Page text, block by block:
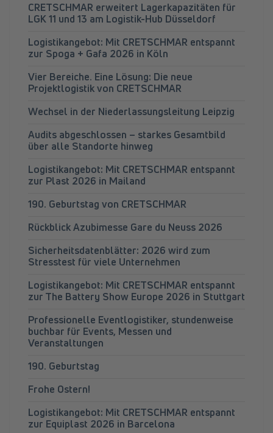
CRETSCHMAR erweitert Lagerkapazitäten für
LGK 11 und 13 am Logistik-Hub Düsseldorf
Logistikangebot: Mit CRETSCHMAR entspannt
zur Spoga + Gafa 2026 in Köln
Vier Bereiche. Eine Lösung: Die neue
Projektlogistik von CRETSCHMAR
Wechsel in der Niederlassungsleitung Leipzig
Audits abgeschlossen – starkes Gesamtbild
über alle Standorte hinweg
Logistikangebot: Mit CRETSCHMAR entspannt
zur Plast 2026 in Mailand
190. Geburtstag von CRETSCHMAR
Rückblick Azubimesse Gare du Neuss 2026
Sicherheitsdatenblätter: 2026 wird zum
Stresstest für viele Unternehmen
Logistikangebot: Mit CRETSCHMAR entspannt
zur The Battery Show Europe 2026 in Stuttgart
Professionelle Eventlogistiker, stundenweise
buchbar für Events, Messen und
Veranstaltungen
190. Geburtstag
Frohe Ostern!
Logistikangebot: Mit CRETSCHMAR entspannt
zur Equiplast 2026 in Barcelona